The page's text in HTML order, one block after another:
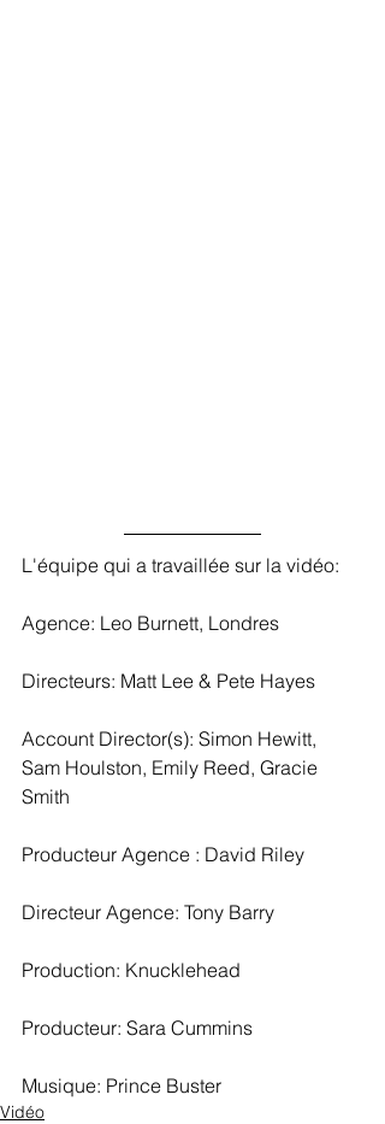
L'équipe qui a travaillée sur la vidéo:
Agence: Leo Burnett, Londres
Directeurs: Matt Lee & Pete Hayes
Account Director(s): Simon Hewitt,
Sam Houlston, Emily Reed, Gracie
Smith
Producteur Agence : David Riley
Directeur Agence: Tony Barry
Production: Knucklehead
Producteur: Sara Cummins
Musique: Prince Buster
Vidéo